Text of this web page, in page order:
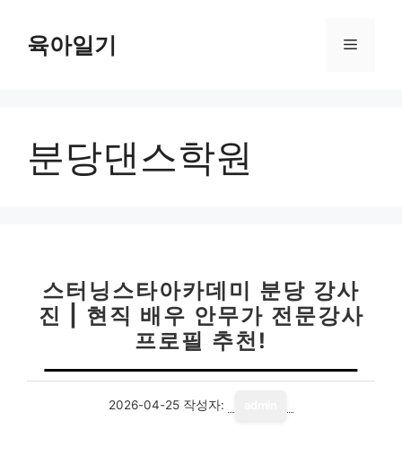
육아일기 메
분당댄스학원
스터닝스타아카데미 분당 강사
진 | 현직 배우 안무가 전문강사
프로필 추천!
2026-04-25 작성자: